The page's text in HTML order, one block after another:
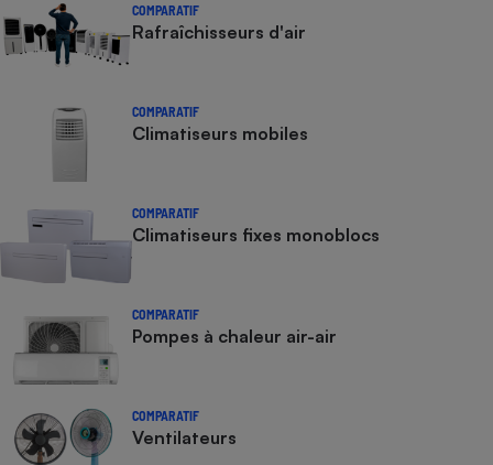
COMPARATIF
Rafraîchisseurs d'air
COMPARATIF
Climatiseurs mobiles
COMPARATIF
Climatiseurs fixes monoblocs
COMPARATIF
Pompes à chaleur air-air
COMPARATIF
Ventilateurs